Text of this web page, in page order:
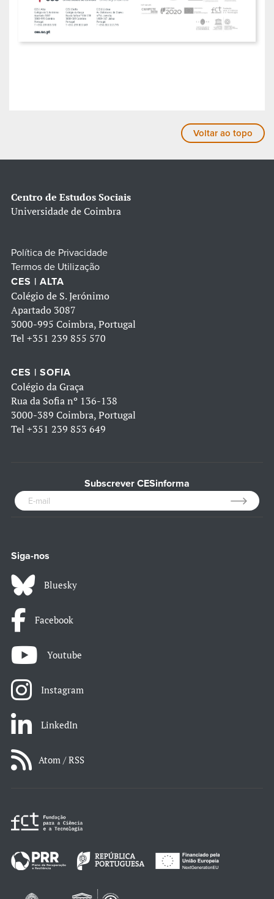
Voltar ao topo
Centro de Estudos Sociais
Universidade de Coimbra
Política de Privacidade
Termos de Utilização
CES | ALTA
Colégio de S. Jerónimo
Apartado 3087
3000-995 Coimbra, Portugal
Tel +351 239 855 570
CES | SOFIA
Colégio da Graça
Rua da Sofia nº 136-138
3000-389 Coimbra, Portugal
Tel +351 239 853 649
Subscrever CESinforma
Siga-nos
Bluesky
Facebook
Youtube
Instagram
LinkedIn
Atom / RSS